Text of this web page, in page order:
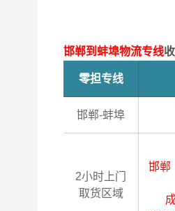
邯郸到蚌埠物流专线
零担专线
邯郸-蚌埠
2小时上门
取货区域
邯郸
成